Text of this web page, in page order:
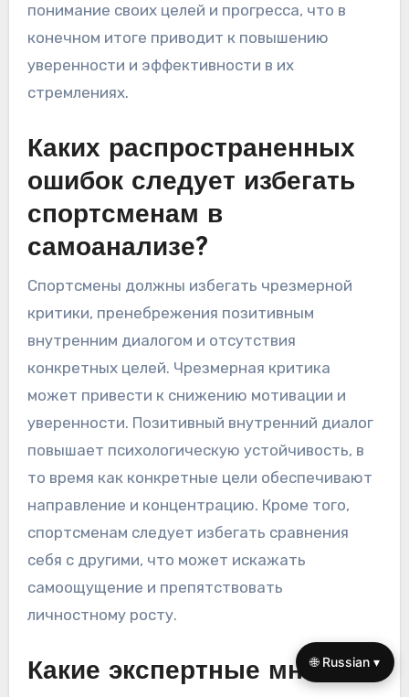
профессионалы, занимающиеся
структурированным самоанализом,
испытывают большие приросты в
производительности. Кроме того,
помогает людям развивать более ясное
понимание своих целей и прогресса, что в
конечном итоге приводит к повышению
уверенности и эффективности в их
стремлениях.
Каких распространенных
ошибок следует избегать
спортсменам в
самоанализе?
Спортсмены должны избегать чрезмерной
критики, пренебрежения позитивным
внутренним диалогом и отсутствия
конкретных целей. Чрезмерная критика
может привести к снижению мотивации и
уверенности. Позитивный внутренний диалог
повышает психологическую устойчивость, в
направление и концентрацию. Кроме того,
спортсменам следует избегать сравнения
🌐 Russian ▾